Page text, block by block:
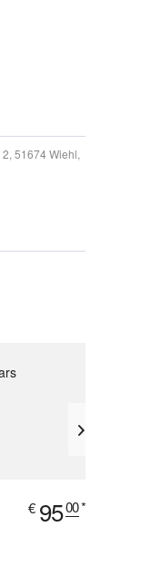
51674 Wiehl,
€ 9500*